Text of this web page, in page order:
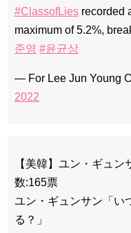
#ClassofLies recorded
maximum of 5.2%,
준영 #윤균상
— For Lee Jun Young
2022
【美韓】ユン・ギュ
数:165票
ユン・ギュンサン「い
る？」